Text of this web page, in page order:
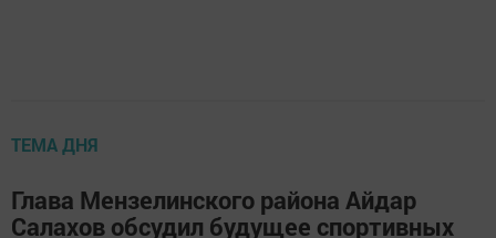
ТЕМА ДНЯ
Глава Мензелинского района Айдар
Салахов обсудил будущее спортивных